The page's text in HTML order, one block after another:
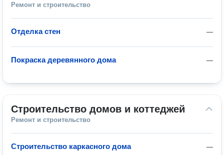
Ремонт и строительство
—
Отделка стен
—
Покраска деревянного дома
Строительство домов и коттеджей
Ремонт и строительство
—
Строительство каркасного дома